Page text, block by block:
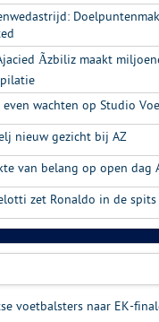
Ãzbiliz maakt
even wachten op Studio
nieuw gezicht bij AZ
van belang op open dag
zet Ronaldo in de
voetbalsters naar EK-